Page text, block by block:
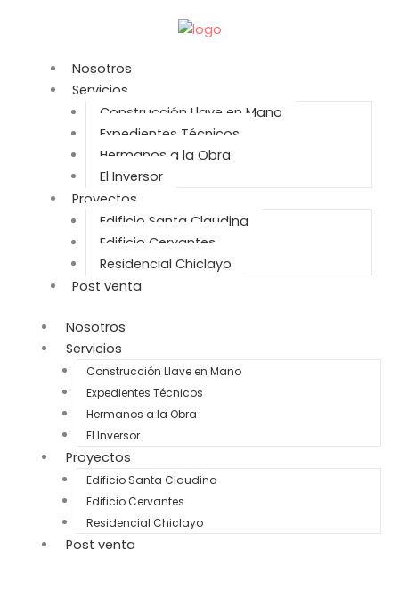
Nosotros
Servicios
Construcción Llave en Mano
Expedientes Técnicos
Hermanos a la Obra
El Inversor
Proyectos
Edificio Santa Claudina
Edificio Cervantes
Residencial Chiclayo
Post venta
Nosotros
Servicios
Construcción Llave en Mano
Expedientes Técnicos
Hermanos a la Obra
El Inversor
Proyectos
Edificio Santa Claudina
Edificio Cervantes
Residencial Chiclayo
Post venta